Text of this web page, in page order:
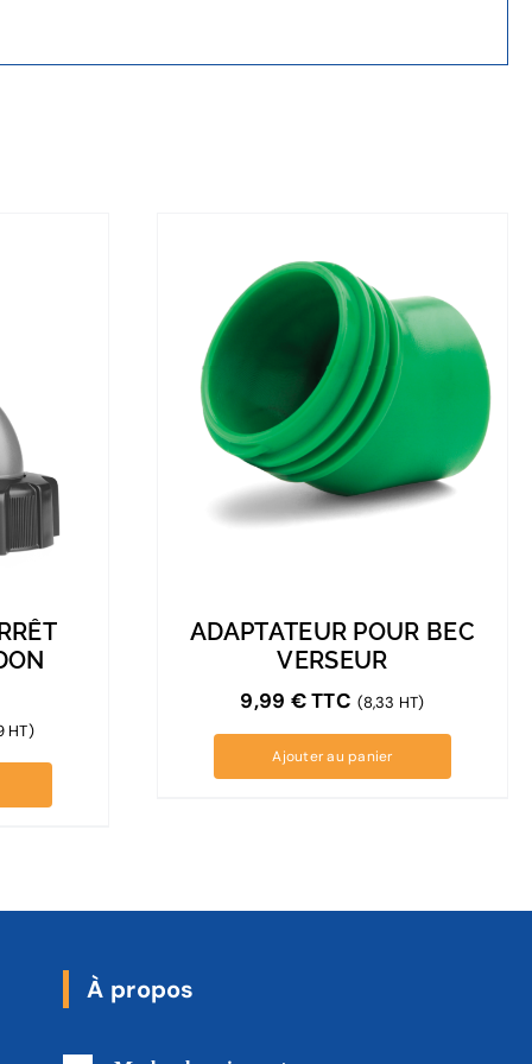
HT)
ADAPTATEUR POUR BEC
VERSEUR
9,99 €TTC (8,33 HT)
Ajouter au panier
À propos